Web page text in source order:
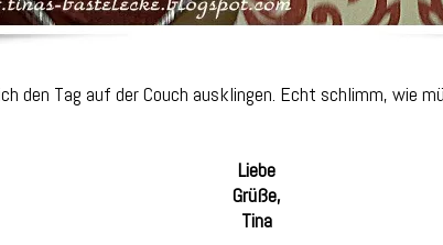
den Tag auf der Couch ausklingen. Echt schlimm, wie
Liebe
Grüße,
Tina